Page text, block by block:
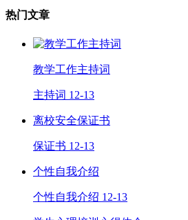
热门文章
教学工作主持词
主持词 12-13
离校安全保证书
保证书 12-13
个性自我介绍
个性自我介绍 12-13